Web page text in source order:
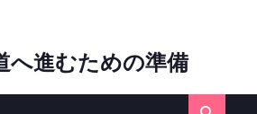
へ進むための準備